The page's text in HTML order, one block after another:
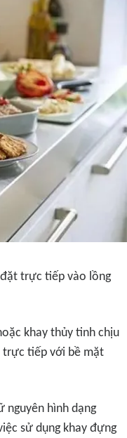
trực tiếp vào lồng
khay thủy tinh chịu
trực tiếp với bề mặt
nguyên hình dạng
sử dụng khay đựng